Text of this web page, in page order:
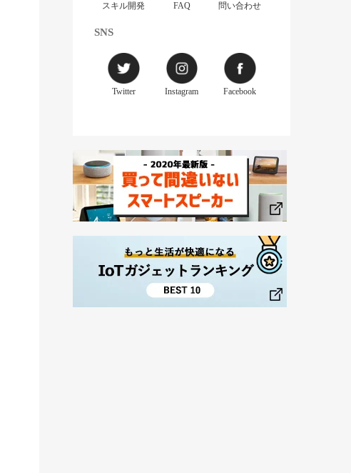
スキル開発 FAQ 問い合わせ
SNS
Twitter Instagram Facebook